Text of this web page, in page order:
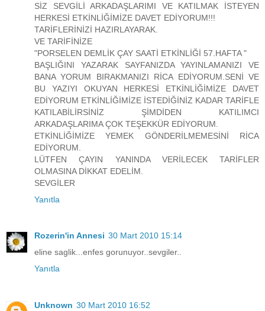
SİZ SEVGİLİ ARKADAŞLARIMI VE KATILMAK İSTEYEN
HERKESİ ETKİNLİĞİMİZE DAVET EDİYORUM!!!
TARİFLERİNİZİ HAZIRLAYARAK.
VE TARİFİNİZE
"PORSELEN DEMLİK ÇAY SAATİ ETKİNLİĞİ 57.HAFTA "
BAŞLIĞINI YAZARAK SAYFANIZDA YAYINLAMANIZI VE
BANA YORUM BIRAKMANIZI RİCA EDİYORUM.SENİ VE
BU YAZIYI OKUYAN HERKESİ ETKİNLİĞİMİZE DAVET
EDİYORUM ETKİNLİĞİMİZE İSTEDİĞİNİZ KADAR TARİFLE
KATILABİLİRSİNİZ ŞİMDİDEN KATILIMCI
ARKADAŞLARIMA ÇOK TEŞEKKÜR EDİYORUM.
ETKİNLİĞİMİZE YEMEK GÖNDERİLMEMESİNİ RİCA
EDİYORUM.
LÜTFEN ÇAYIN YANINDA VERİLECEK TARİFLER
OLMASINA DİKKAT EDELİM.
SEVGİLER
Yanıtla
Rozerin'in Annesi 30 Mart 2010 15:14
eline saglik...enfes gorunuyor..sevgiler..
Yanıtla
Unknown 30 Mart 2010 16:52